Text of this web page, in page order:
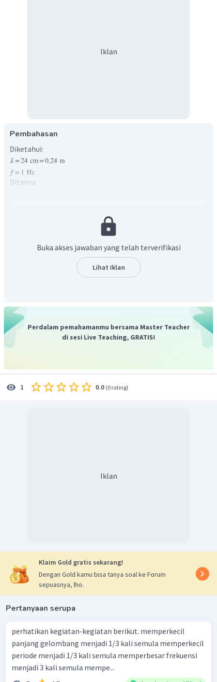
Iklan
Pembahasan
Diketahui:
Ditanya:
Jadi, cepat rambat gelombang adalah
Buka akses jawaban yang telah terverifikasi
Lihat Iklan
Perdalam pemahamanmu bersama Master Teacher
di sesi Live Teaching, GRATIS!
1 0.0 (0 rating)
Iklan
Klaim Gold gratis sekarang!
Dengan Gold kamu bisa tanya soal ke Forum
sepuasnya, lho.
Pertanyaan serupa
perhatikan kegiatan-kegiatan berikut. memperkecil
panjang gelombang menjadi 1/3 kali semula memperkecil
periode menjadi 1/3 kali semula memperbesar frekuensi
menjadi 3 kali semula mempe...